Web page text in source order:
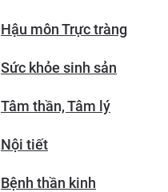
Hậu môn Trực tràng
Sức khỏe sinh sản
Tâm thần, Tâm lý
Nội tiết
Bệnh thần kinh